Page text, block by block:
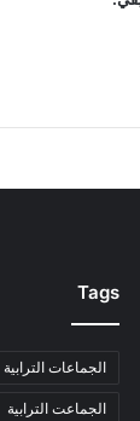
Tags
الجماعات الترابية
الجماعت الترابية